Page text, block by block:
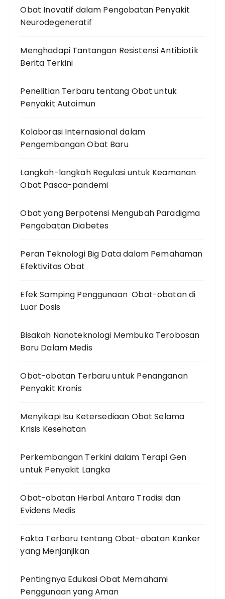
Obat Inovatif dalam Pengobatan Penyakit
Neurodegeneratif
Menghadapi Tantangan Resistensi Antibiotik
Berita Terkini
Penelitian Terbaru tentang Obat untuk
Penyakit Autoimun
Kolaborasi Internasional dalam
Pengembangan Obat Baru
Langkah-langkah Regulasi untuk Keamanan
Obat Pasca-pandemi
Obat yang Berpotensi Mengubah Paradigma
Pengobatan Diabetes
Peran Teknologi Big Data dalam Pemahaman
Efektivitas Obat
Efek Samping Penggunaan Obat-obatan di
Luar Dosis
Bisakah Nanoteknologi Membuka Terobosan
Baru Dalam Medis
Obat-obatan Terbaru untuk Penanganan
Penyakit Kronis
Menyikapi Isu Ketersediaan Obat Selama
Krisis Kesehatan
Perkembangan Terkini dalam Terapi Gen
untuk Penyakit Langka
Obat-obatan Herbal Antara Tradisi dan
Evidens Medis
Fakta Terbaru tentang Obat-obatan Kanker
yang Menjanjikan
Pentingnya Edukasi Obat Memahami
Penggunaan yang Aman